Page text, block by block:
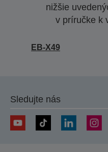
nižšie
v príručke k
EB-X49
Sledujte nás